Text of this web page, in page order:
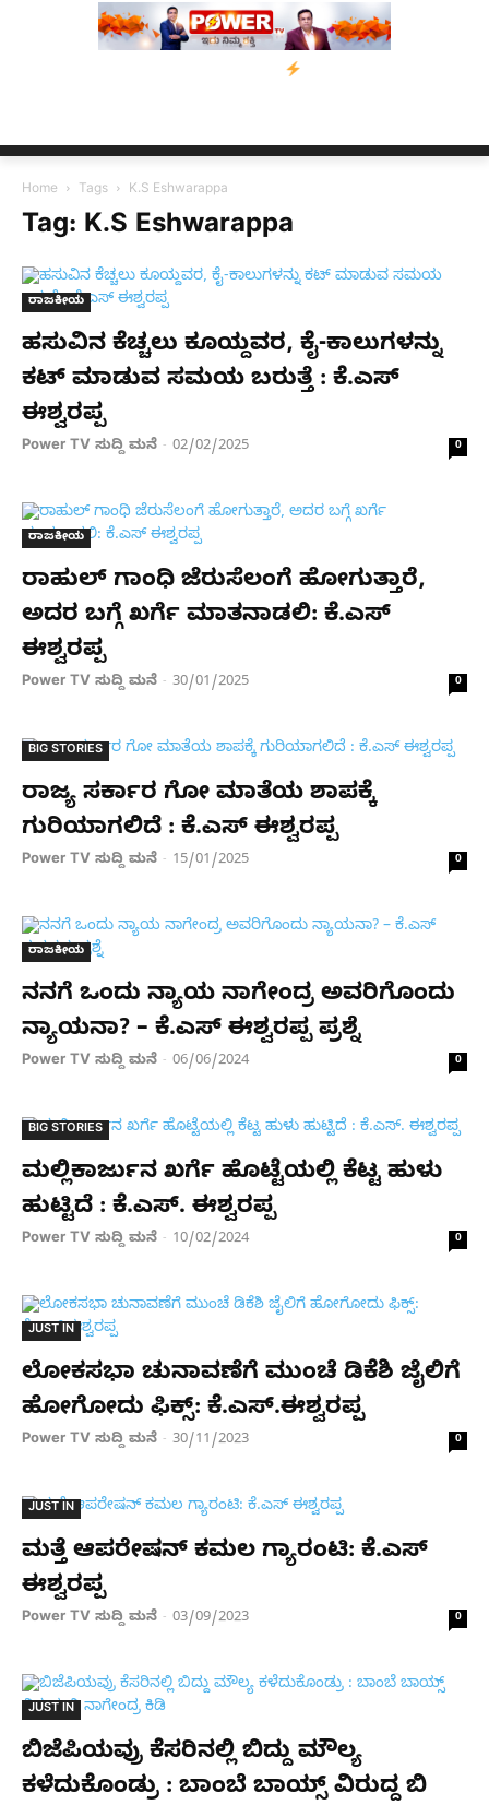
ನ್ಯೂಸ್ ಕಾರ್ಪ್‌ಗೆ ಎಐಯಿಂದ
Home Tags K.S Eshwarappa
Tag: K.S Eshwarappa
ರಾಜಕೀಯ
ಹಸುವಿನ ಕೆಚ್ಚಲು ಕೂಯ್ದವರ, ಕೈ-ಕಾಲುಗಳನ್ನು
ಕಟ್​ ಮಾಡುವ ಸಮಯ ಬರುತ್ತೆ : ಕೆ.ಎಸ್​
ಈಶ್ವರಪ್ಪ
Power TV ಸುದ್ದಿ ಮನೆ - 02/02/2025 0
ರಾಜಕೀಯ
ರಾಹುಲ್​ ಗಾಂಧಿ ಜೆರುಸೆಲಂಗೆ ಹೋಗುತ್ತಾರೆ,
ಅದರ ಬಗ್ಗೆ ಖರ್ಗೆ ಮಾತನಾಡಲಿ: ಕೆ.ಎಸ್​
ಈಶ್ವರಪ್ಪ
Power TV ಸುದ್ದಿ ಮನೆ - 30/01/2025 0
BIG STORIES
ರಾಜ್ಯ ಸರ್ಕಾರ ಗೋ ಮಾತೆಯ ಶಾಪಕ್ಕೆ
ಗುರಿಯಾಗಲಿದೆ : ಕೆ.ಎಸ್​ ಈಶ್ವರಪ್ಪ
Power TV ಸುದ್ದಿ ಮನೆ - 15/01/2025 0
ರಾಜಕೀಯ
ನನಗೆ ಒಂದು ನ್ಯಾಯ ನಾಗೇಂದ್ರ ಅವರಿಗೊಂದು‌
ನ್ಯಾಯನಾ? – ಕೆ.ಎಸ್​ ಈಶ್ವರಪ್ಪ ಪ್ರಶ್ನೆ
Power TV ಸುದ್ದಿ ಮನೆ - 06/06/2024 0
BIG STORIES
ಮಲ್ಲಿಕಾರ್ಜುನ ಖರ್ಗೆ ಹೊಟ್ಟೆಯಲ್ಲಿ ಕೆಟ್ಟ ಹುಳು
ಹುಟ್ಟಿದೆ : ಕೆ.ಎಸ್​. ಈಶ್ವರಪ್ಪ
Power TV ಸುದ್ದಿ ಮನೆ - 10/02/2024 0
JUST IN
ಲೋಕಸಭಾ ಚುನಾವಣೆಗೆ ಮುಂಚೆ ಡಿಕೆಶಿ ಜೈಲಿಗೆ
ಹೋಗೋದು ಫಿಕ್ಸ್: ಕೆ.ಎಸ್.ಈಶ್ವರಪ್ಪ
Power TV ಸುದ್ದಿ ಮನೆ - 30/11/2023 0
JUST IN
ಮತ್ತೆ ಆಪರೇಷನ್ ಕಮಲ ಗ್ಯಾರಂಟಿ: ಕೆ.ಎಸ್​
ಈಶ್ವರಪ್ಪ
Power TV ಸುದ್ದಿ ಮನೆ - 03/09/2023 0
JUST IN
ಬಿಜೆಪಿಯವ್ರು ಕೆಸರಿನಲ್ಲಿ ಬಿದ್ದು ಮೌಲ್ಯ
ಕಳೆದುಕೊಂಡ್ರು : ಬಾಂಬೆ ಬಾಯ್ಸ್ ವಿರುದ್ದ ಬಿ